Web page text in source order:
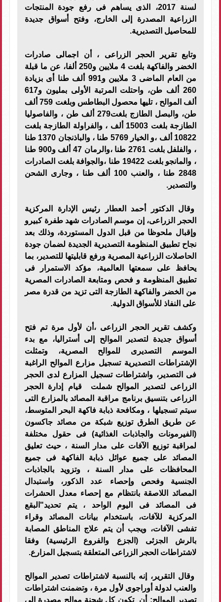
لسنة 2017، الذى يساهم فى رفع جودة المنتجات
الزراعية المصدرة إلى الخارج، وفتح أسواق جديدة
للمحاصيل التصديرية.
وتابع تقرير الحجر الزراعى ، أن اجمالى صادرات
الخضر والفاكهة بلغت 4 ملايين و250 ألفا، عن ما قبلة
من العام الماضى 3 ملايين و991 ألف طنا أى بزيادة
260 ألف طن، واحتلت المرتبة الأولى بمليون و617
ألف الموالح ، تليها محصول البطاطس وبلغت 759 ألف
طن، والبصل الطازج بلغت279 ألف طن ، والفاصوليا
الطازجة بلغت 15003 ألف ، والفراولة الطازجة بلغت
10822 ألف ،و الخيار 5769 طنا ، والباذنجان 1370 طنا
، والفلفل بلغت 2761 طنا ،والرمان 47 ألف و900 طنا
، والمانجو بلغت 19422 طنا ،والجوافة بلغت الصادرات
2848 طنا ، والعنب 100 ألف طنا ، وجارى الشحن
والتصدير.
وقال الدكتور أحمد العطار رئيس الإدارة المركزية
الحجر الزراعى، إن موسم الصادرات شهد طفرة كبيرو
وإقبال ملحوظا من قبل الدول المستوردة، وذلك بعد
نجاح تطبيق المنظومة التصديرية الجديدة لضمان جودة
الحاصلات الزراعية المصرية ورفع قابليتها للتصدير، بما
يحافظ على سمعتها العالمية، مؤكد الاستمرار فى
تطبيق المنظومة و فحص ومتابعة الصادرات المصرية
من الخضر والفاكهة الطازجة التى تزيد من قدرة مصر
على النفاذ للأسواق الدولية.
وكشف تقرير الحجر الزراعى ،أن لأول مرة تم فتح
أسواق جديدة لتصدير الموالح إلى أستراليا، مع بدء
الموسم التصديرى للموالح المصرية، وتمثلت
الإشتراطات التصديرية تسجيل مزارع الموالح الراغبة
فى التصدير، واشتراطات تسجيل المزارع لدى الحجر
الزراعى لتصدير الموالح شملت قيام إدارة الحجر
الزراعى بتنسيق برنامج مراقبة المصائد بالمزارع التى
سيتم تسجيلها ، ومكافحة ذبابة فاكهة البحر المتوسط،
عن طريق الطرق توزيع شبكة من مصائد جاكسون
(الفيرمونات والجاذبات الغذائية) فى حقول مختلفة
لمراقبة توزيع الآفات على مدار السنة ، حيث تعليق
المصائد على جميع عوائل ذبابة الفاكهة فى جميع
المحافظات على مدار السنة ، وتزويد بالجاذبات
الجنسية وفحص وإحصاء عدد الذكور، واستبدال
المصائد اللاصقة بانتظام مع إحصاء معدل الحشرات
فى المصائد فى اليوم الواحد ، يتم تحديد"البقع
المركزية للآفات، باستخدام بيانات المصائد وقراء
تفشى الآفات، ويجب أن يتم علاج المناطق المصابة
بالرش الجزئى (الجزع والفروع الرئيسية) وفقا
لاشتراطات الحجر الزراعى المتعلقة بتسجيل المزارع.
وقال التقرير، إنه بالنسبة لاشتراطات تصدير الموالح
والعنب لدولة أوراجوى لأول مرة ، وتضمنت اشتراطات
تصدير الموالح: أن تكون كل شحنة موالح مصدرة إلى